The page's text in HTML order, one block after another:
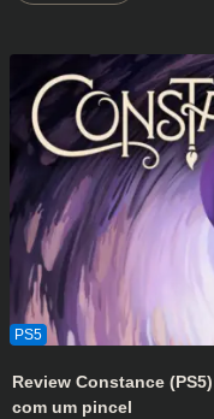
Review Constance
com um pincel